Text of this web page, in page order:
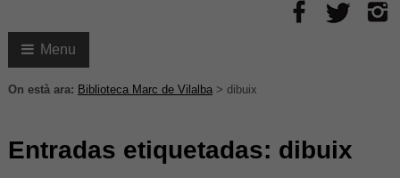
Menu
On està ara: Biblioteca Marc de Vilalba> dibuix
Entradas etiquetadas: dibuix